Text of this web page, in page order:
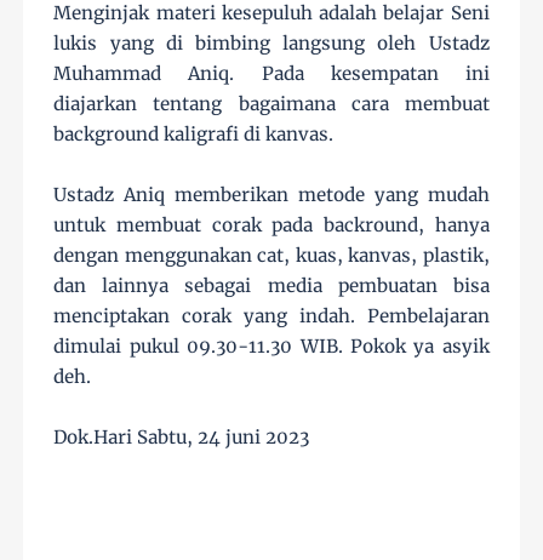
Menginjak materi kesepuluh adalah belajar Seni
lukis yang di bimbing langsung oleh Ustadz
Muhammad Aniq. Pada kesempatan ini
diajarkan tentang bagaimana cara membuat
background kaligrafi di kanvas.
Ustadz Aniq memberikan metode yang mudah
untuk membuat corak pada backround, hanya
dengan menggunakan cat, kuas, kanvas, plastik,
dan lainnya sebagai media pembuatan bisa
menciptakan corak yang indah. Pembelajaran
dimulai pukul 09.30-11.30 WIB. Pokok ya asyik
deh.
Dok.Hari Sabtu, 24 juni 2023